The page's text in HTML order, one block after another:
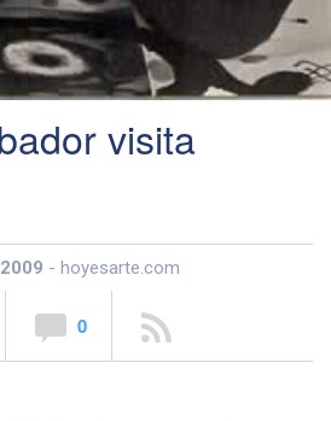
visita
- hoyesarte.com
0